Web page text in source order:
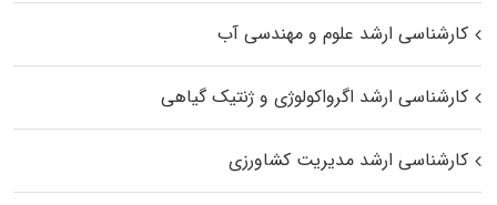
کارشناسی ارشد علوم و مهندسی آب
کارشناسی ارشد اگرواکولوژی و ژنتیک گیاهی
کارشناسی ارشد مدیریت کشاورزی